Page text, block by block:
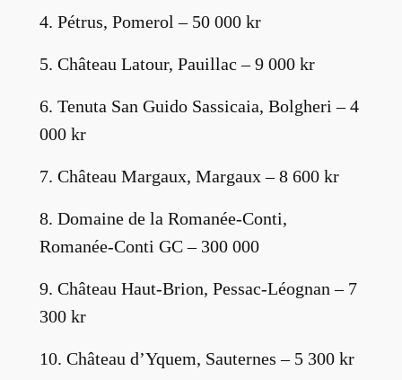
4. Pétrus, Pomerol – 50 000 kr
5. Château Latour, Pauillac – 9 000 kr
6. Tenuta San Guido Sassicaia, Bolgheri – 4
000 kr
7. Château Margaux, Margaux – 8 600 kr
8. Domaine de la Romanée-Conti,
Romanée-Conti GC – 300 000
9. Château Haut-Brion, Pessac-Léognan – 7
300 kr
10. Château d’Yquem, Sauternes – 5 300 kr